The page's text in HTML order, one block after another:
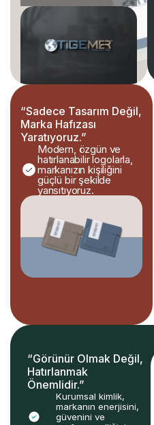
Modern, özgün ve
hatırlanabilir logolarla,
markanızın kişiliğini
güçlü bir şekilde
yansıtıyoruz.
“Sadece Tasarım Değil,
Marka Hafızası
Yaratıyoruz.”
“Görünür Olmak Değil,
Hatırlanmak
Önemlidir.”
Kurumsal kimlik,
markanın enerjisini,
güvenini ve